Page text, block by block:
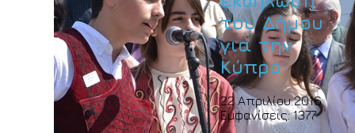
του Δήμου
για την
Κύπρο
22 Απριλίου 2016
Εμφανίσεις: 1377